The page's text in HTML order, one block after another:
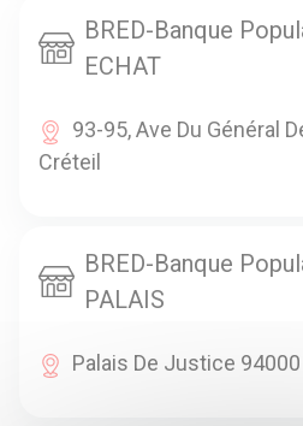
BRED-Banque
ECHAT
93-95, Ave Du Général
Créteil
BRED-Banque
PALAIS
Palais De Justice 94000